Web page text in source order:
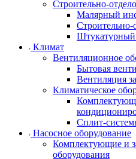
Строительно-
Малярный
Строительно-
Штукатурный
Климат
Вентиляционное
Бытовая
Вентиляция
Климатическое
Сплит-
Насосное оборудование
Комплектующие и
оборудования